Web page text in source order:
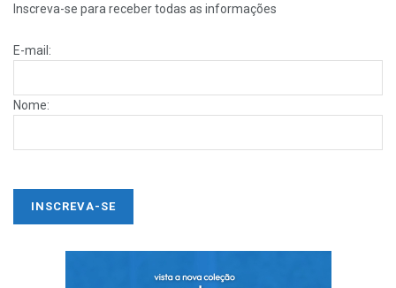
Inscreva-se para receber todas as informações
E-mail:
Nome: